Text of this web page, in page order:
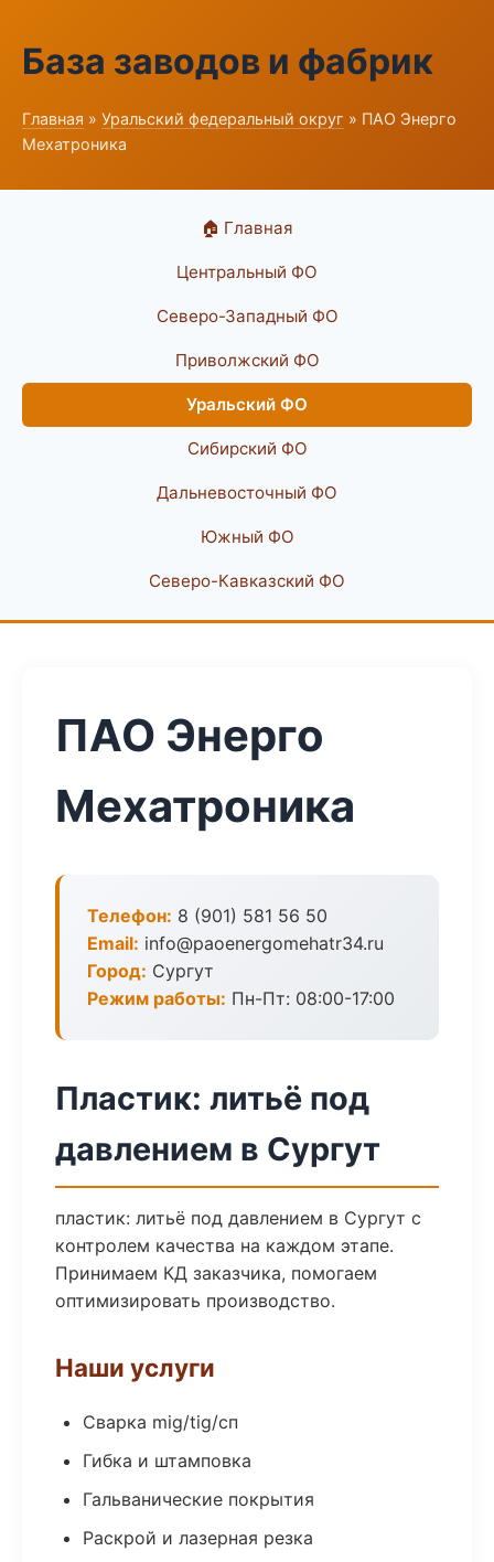
База заводов и фабрик
Главная » Уральский федеральный округ » ПАО Энерго
Мехатроника
🏠 Главная
Центральный ФО
Северо-Западный ФО
Приволжский ФО
Уральский ФО
Сибирский ФО
Дальневосточный ФО
Южный ФО
Северо-Кавказский ФО
ПАО Энерго
Мехатроника
Телефон: 8 (901) 581 56 50
Email: info@paoenergomehatr34.ru
Город: Сургут
Режим работы: Пн-Пт: 08:00-17:00
Пластик: литьё под
давлением в Сургут
пластик: литьё под давлением в Сургут с
контролем качества на каждом этапе.
Принимаем КД заказчика, помогаем
оптимизировать производство.
Наши услуги
Сварка mig/tig/сп
Гибка и штамповка
Гальванические покрытия
Раскрой и лазерная резка